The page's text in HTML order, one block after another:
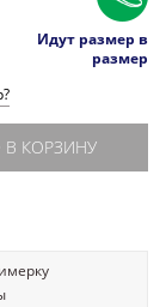
Идут размер в
размер
В КОРЗИНУ